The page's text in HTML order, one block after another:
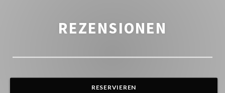
REZENSIONEN
RESERVIEREN